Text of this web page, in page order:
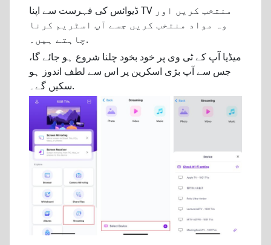
ڈیوائس کی فہرست سے اپنا TV منتخب کریں اور
وہ مواد منتخب کریں جسے آپ اسٹریم کرنا
چاہتے ہیں۔.
میڈیا آپ کے ٹی وی پر خود بخود چلنا شروع ہو جائے گا،
جس سے آپ بڑی اسکرین پر اس سے لطف اندوز ہو
سکیں گے۔.